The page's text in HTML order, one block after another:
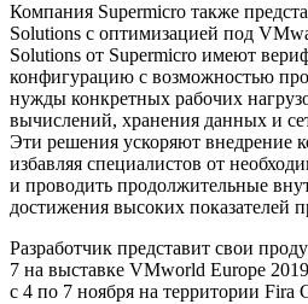
Компания Supermicro также
Solutions с оптимизацией под
Solutions от Supermicro имеют
конфигурацию с возможностью
нужды конкретных рабочих
вычислений, хранения данных и
Эти решения ускоряют внедрение
избавляя специалистов от
и проводить продолжительные
достижения высоких показателей
Разработчик представит свои
7 на выставке VMworld Europe
с 4 по 7 ноября на территории Fira